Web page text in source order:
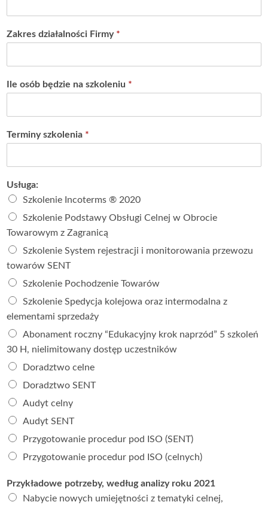
Zakres działalności Firmy *
Ile osób będzie na szkoleniu *
Terminy szkolenia *
Usługa:
Szkolenie Incoterms ® 2020
Szkolenie Podstawy Obsługi Celnej w Obrocie
Towarowym z Zagranicą
Szkolenie System rejestracji i monitorowania przewozu
towarów SENT
Szkolenie Pochodzenie Towarów
Szkolenie Spedycja kolejowa oraz intermodalna z
elementami sprzedaży
Abonament roczny “Edukacyjny krok naprzód” 5 szkoleń
30 H, nielimitowany dostęp uczestników
Doradztwo celne
Doradztwo SENT
Audyt celny
Audyt SENT
Przygotowanie procedur pod ISO (SENT)
Przygotowanie procedur pod ISO (celnych)
Przykładowe potrzeby, według analizy roku 2021
Nabycie nowych umiejętności z tematyki celnej,